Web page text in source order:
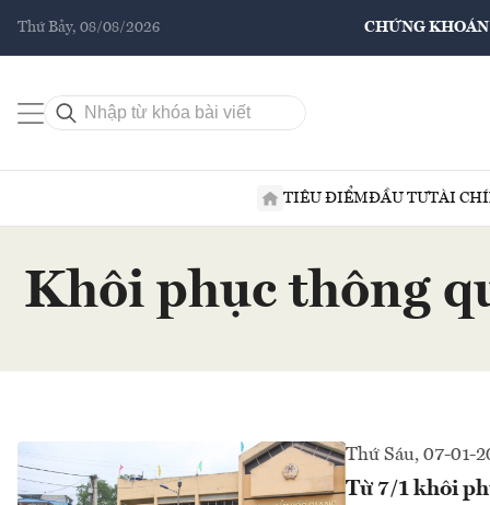
Thứ Bảy, 08/08/2026 CHỨNG KHOÁN
TIÊU ĐIỂMĐẦU TƯTÀI
Khôi phục thông
Thứ Sáu, 07-01-
Từ 7/1 khôi